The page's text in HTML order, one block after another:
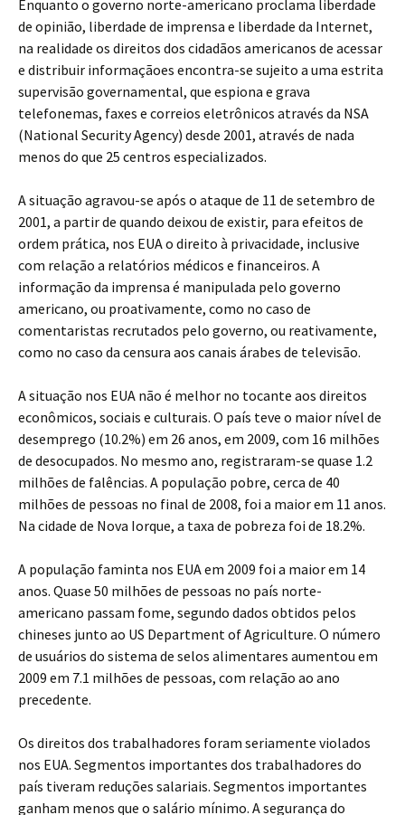
Enquanto o governo norte-americano proclama liberdade
de opinião, liberdade de imprensa e liberdade da Internet,
na realidade os direitos dos cidadãos americanos de acessar
e distribuir informaçãoes encontra-se sujeito a uma estrita
supervisão governamental, que espiona e grava
telefonemas, faxes e correios eletrônicos através da NSA
(National Security Agency) desde 2001, através de nada
menos do que 25 centros especializados.
A situação agravou-se após o ataque de 11 de setembro de
2001, a partir de quando deixou de existir, para efeitos de
ordem prática, nos EUA o direito à privacidade, inclusive
com relação a relatórios médicos e financeiros. A
informação da imprensa é manipulada pelo governo
americano, ou proativamente, como no caso de
comentaristas recrutados pelo governo, ou reativamente,
como no caso da censura aos canais árabes de televisão.
A situação nos EUA não é melhor no tocante aos direitos
econômicos, sociais e culturais. O país teve o maior nível de
desemprego (10.2%) em 26 anos, em 2009, com 16 milhões
de desocupados. No mesmo ano, registraram-se quase 1.2
milhões de falências. A população pobre, cerca de 40
milhões de pessoas no final de 2008, foi a maior em 11 anos.
Na cidade de Nova Iorque, a taxa de pobreza foi de 18.2%.
A população faminta nos EUA em 2009 foi a maior em 14
anos. Quase 50 milhões de pessoas no país norte-
americano passam fome, segundo dados obtidos pelos
chineses junto ao US Department of Agriculture. O número
de usuários do sistema de selos alimentares aumentou em
2009 em 7.1 milhões de pessoas, com relação ao ano
precedente.
Os direitos dos trabalhadores foram seriamente violados
nos EUA. Segmentos importantes dos trabalhadores do
país tiveram reduções salariais. Segmentos importantes
ganham menos que o salário mínimo. A segurança do